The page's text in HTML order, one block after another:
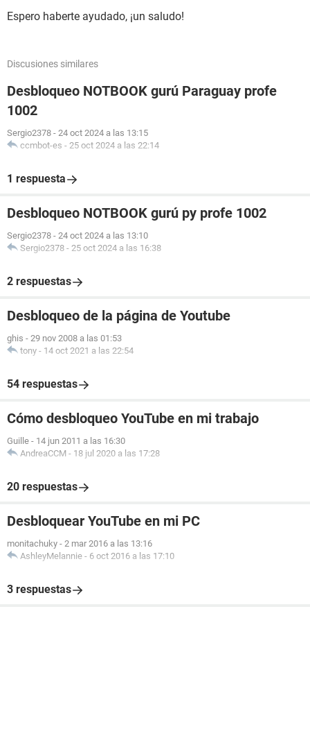
Espero haberte ayudado, ¡un saludo!
Discusiones similares
Desbloqueo NOTBOOK gurú Paraguay profe
1002
Sergio2378 - 24 oct 2024 a las 13:15
ccmbot-es - 25 oct 2024 a las 22:14
1 respuesta
Desbloqueo NOTBOOK gurú py profe 1002
Sergio2378 - 24 oct 2024 a las 13:10
Sergio2378 - 25 oct 2024 a las 16:38
2 respuestas
Desbloqueo de la página de Youtube
ghis - 29 nov 2008 a las 01:53
tony - 14 oct 2021 a las 22:54
54 respuestas
Cómo desbloqueo YouTube en mi trabajo
Guille - 14 jun 2011 a las 16:30
AndreaCCM - 18 jul 2020 a las 17:28
20 respuestas
Desbloquear YouTube en mi PC
monitachuky - 2 mar 2016 a las 13:16
AshleyMelannie - 6 oct 2016 a las 17:10
3 respuestas